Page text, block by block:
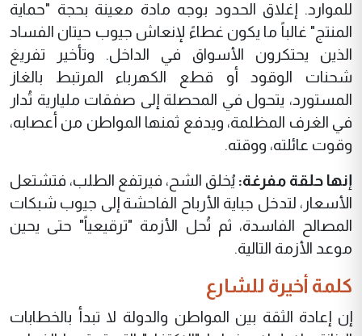
للموارد. إغلاق الحدود بوجه مادة معينة بحجة "حماية
المنتج" غالباً ما يكون غطاءً لإنعاش جيوب حيتان الفساد
الذين يحتكرون الأسواق في الداخل. وتأخير تفريغ
شحنات الوقود أو قطع الكهرباء المرتبط بالغاز
المستورد، يتحول في المحصلة إلى صفقات مليارية تُدار
في الغرف المظلمة، ويدفع ثمنها المواطن من أعصابه،
وقوت عائلته، ووقته.
إنها حلقة مفرغة: يُخلق الشح، فيرتفع الطلب، فتشتعل
الأسعار، لتدخل جباية الأرباح الفاحشة إلى جيوب شبكات
المصالح الفاسدة، ثم تُحل الأزمة "ترقيعياً" حتى يحين
موعد الأزمة التالية.
كلمة أخيرة للشارع
إن إعادة الثقة بين المواطن والدولة لا تبدأ بالخطابات